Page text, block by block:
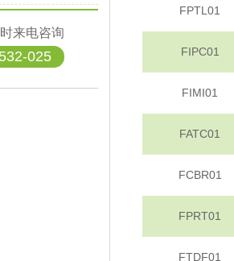
来电咨询
025
FPTL01
FIPC01
FIMI01
FATC01
FCBR01
FPRT01
FTDF01